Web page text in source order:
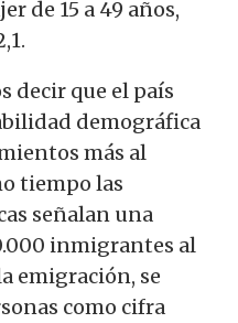
de 15 a 49 años,
decir que el país
demográfica
más al
tiempo las
señalan una
inmigrantes al
emigración, se
como cifra